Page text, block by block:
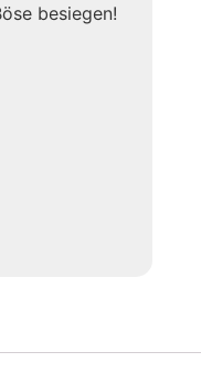
besiegen!